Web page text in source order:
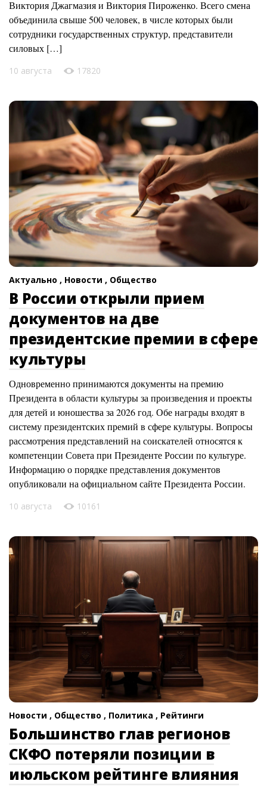
Виктория Джагмазия и Виктория Пироженко. Всего смена
объединила свыше 500 человек, в числе которых были
сотрудники государственных структур, представители
силовых […]
10 августа 17820
Актуально , Новости , Общество
В России открыли прием
документов на две
президентские премии в сфере
культуры
Одновременно принимаются документы на премию
Президента в области культуры за произведения и проекты
для детей и юношества за 2026 год. Обе награды входят в
систему президентских премий в сфере культуры. Вопросы
рассмотрения представлений на соискателей относятся к
компетенции Совета при Президенте России по культуре.
Информацию о порядке представления документов
опубликовали на официальном сайте Президента России.
10 августа 10161
Новости , Общество , Политика , Рейтинги
Большинство глав регионов
СКФО потеряли позиции в
июльском рейтинге влияния